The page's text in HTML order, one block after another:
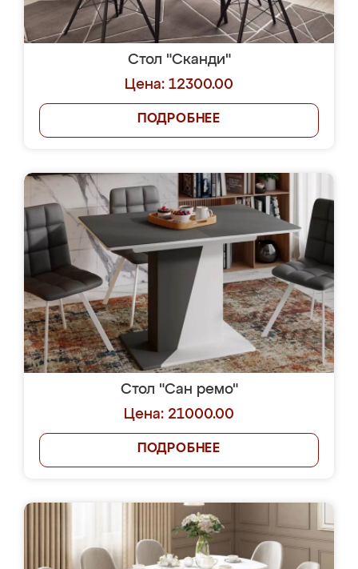
Стол "Сканди"
Цена: 12300.00
ПОДРОБНЕЕ
Стол "Сан ремо"
Цена: 21000.00
ПОДРОБНЕЕ